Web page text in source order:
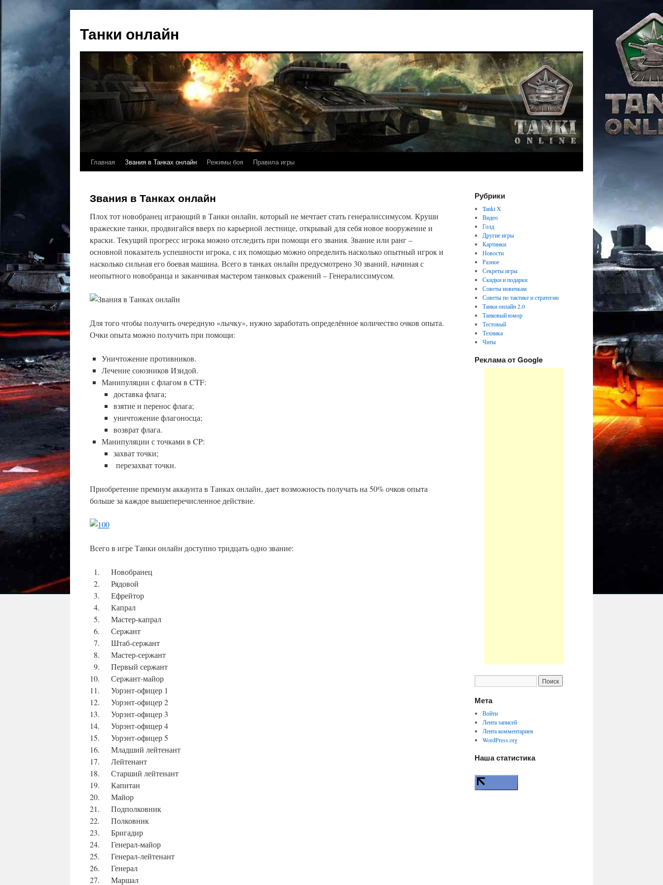
Танки онлайн
Главная Звания в Танках онлайн Режимы боя Правила игры
Звания в Танках онлайн
Плох тот новобранец играющий в Танки онлайн, который не мечтает стать генералиссимусом. Круши
вражеские танки, продвигайся вверх по карьерной лестнице, открывай для себя новое вооружение и
краски. Текущий прогресс игрока можно отследить при помощи его звания. Звание или ранг –
основной показатель успешности игрока, с их помощью можно определить насколько опытный игрок и
насколько сильная его боевая машина. Всего в танках онлайн предусмотрено 30 званий, начиная с
неопытного новобранца и заканчивая мастером танковых сражений – Генералиссимусом.
Для того чтобы получить очередную «лычку», нужно заработать определённое количество очков опыта.
Очки опыта можно получить при помощи:
Уничтожение противников.
Лечение союзников Изидой.
Манипуляции с флагом в CTF:
доставка флага;
взятие и перенос флага;
уничтожение флагоносца;
возврат флага.
Манипуляции с точками в CP:
захват точки;
перезахват точки.
Приобретение премиум аккаунта в Танках онлайн, дает возможность получать на 50% очков опыта
больше за каждое вышеперечисленное действие.
Всего в игре Танки онлайн доступно тридцать одно звание:
Новобранец
Рядовой
Ефрейтор
Капрал
Мастер-капрал
Сержант
Штаб-сержант
Мастер-сержант
Первый сержант
Сержант-майор
Уорэнт-офицер 1
Уорэнт-офицер 2
Уорэнт-офицер 3
Уорэнт-офицер 4
Уорэнт-офицер 5
Младший лейтенант
Лейтенант
Старший лейтенант
Капитан
Майор
Подполковник
Полковник
Бригадир
Генерал-майор
Генерал-лейтенант
Генерал
Маршал
Рубрики
Tanki X
Видео
Голд
Другие игры
Картинки
Новости
Разное
Секреты игры
Скидки и подарки
Советы новичкам
Советы по тактике и стратегии
Танки онлайн 2.0
Танковый юмор
Тестовый
Техника
Читы
Реклама от Google
Мета
Войти
Лента записей
Лента комментариев
WordPress.org
Наша статистика